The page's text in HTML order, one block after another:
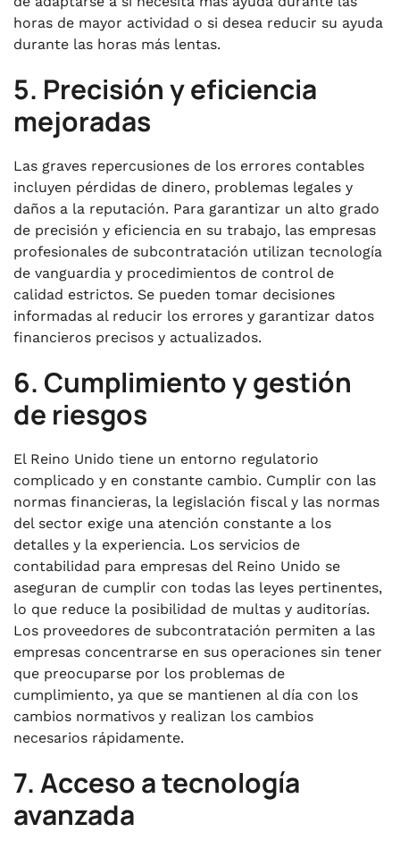
horas de mayor actividad o si desea reducir su ayuda
durante las horas más lentas.
5. Precisión y eficiencia
mejoradas
Las graves repercusiones de los errores contables
incluyen pérdidas de dinero, problemas legales y
daños a la reputación. Para garantizar un alto grado
de precisión y eficiencia en su trabajo, las empresas
profesionales de subcontratación utilizan tecnología
de vanguardia y procedimientos de control de
calidad estrictos. Se pueden tomar decisiones
informadas al reducir los errores y garantizar datos
financieros precisos y actualizados.
6. Cumplimiento y gestión
de riesgos
El Reino Unido tiene un entorno regulatorio
complicado y en constante cambio. Cumplir con las
normas financieras, la legislación fiscal y las normas
del sector exige una atención constante a los
detalles y la experiencia. Los servicios de
contabilidad para empresas del Reino Unido se
aseguran de cumplir con todas las leyes pertinentes,
lo que reduce la posibilidad de multas y auditorías.
Los proveedores de subcontratación permiten a las
empresas concentrarse en sus operaciones sin tener
que preocuparse por los problemas de
cumplimiento, ya que se mantienen al día con los
cambios normativos y realizan los cambios
necesarios rápidamente.
7. Acceso a tecnología
avanzada